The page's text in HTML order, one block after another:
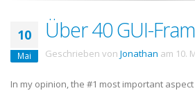
10
Mai
Über 40 GUI-
Geschrieben von Jonathan am 10.
In my opinion, the #1 most important